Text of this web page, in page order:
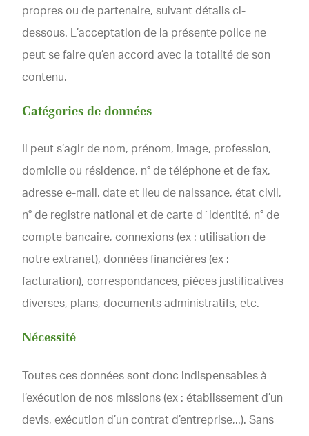
propres ou de partenaire, suivant détails ci-
dessous. L’acceptation de la présente police ne
peut se faire qu’en accord avec la totalité de son
contenu.
Catégories de données
Il peut s’agir de nom, prénom, image, profession,
domicile ou résidence, n° de téléphone et de fax,
adresse e-mail, date et lieu de naissance, état civil,
n° de registre national et de carte d´identité, n° de
compte bancaire, connexions (ex : utilisation de
notre extranet), données financières (ex :
facturation), correspondances, pièces justificatives
diverses, plans, documents administratifs, etc.
Nécessité
Toutes ces données sont donc indispensables à
l’exécution de nos missions (ex : établissement d’un
devis, exécution d’un contrat d’entreprise,..). Sans